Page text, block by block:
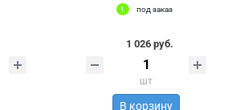
под заказ
1 026 руб.
шт
В корзину